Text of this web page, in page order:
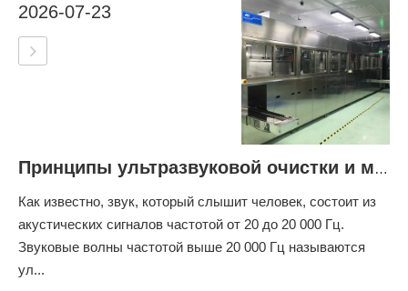
2026-07-23
Принципы ультразвуковой очистки и меры предосторожности
Как известно, звук, который слышит человек, состоит из
акустических сигналов частотой от 20 до 20 000 Гц.
Звуковые волны частотой выше 20 000 Гц называются
ул...